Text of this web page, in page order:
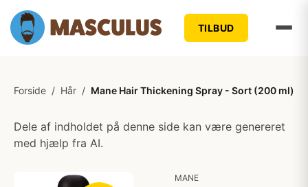
TILBUD
Forside / Hår / Mane Hair Thickening Spray - Sort (200 ml)
Dele af indholdet på denne side kan være genereret
med hjælp fra AI.
MANE